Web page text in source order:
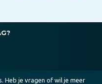
Heb je vragen of wil je meer